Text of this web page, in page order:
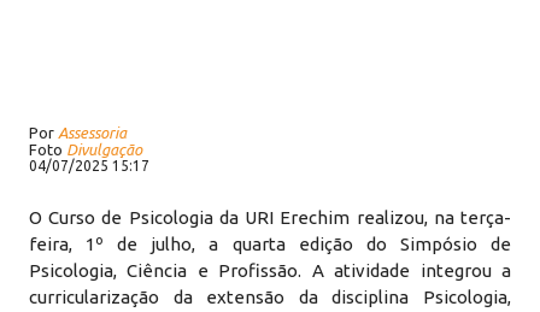
Por Assessoria
Foto Divulgação
04/07/2025 15:17
O Curso de Psicologia da URI Erechim realizou, na terça-
feira, 1º de julho, a quarta edição do Simpósio de
Psicologia, Ciência e Profissão. A atividade integrou a
curricularização da extensão da disciplina Psicologia,